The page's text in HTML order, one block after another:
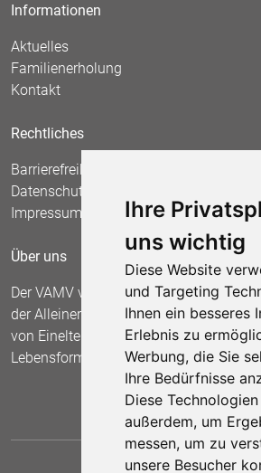
Ihre
uns wichtig
Diese Website
und Targeting
Ihnen ein besseres
Erlebnis zu
Werbung, die Sie
Ihre Bedürfnisse
Diese
außerdem, um
messen, um zu
unsere Besucher
Informationen
Aktuelles
Familienerholung
Kontakt
Rechtliches
Barrierefreiheit
Datenschutz
Impressum
Über uns
Der VAMV vertritt seit 1967 die
der Alleinerziehenden und fordert die
von Einelternfamilien als
Lebensform.